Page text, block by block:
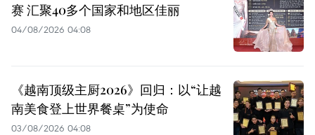
赛 汇聚40多个国家和地区佳丽
04/08/2026 04:08
《越南顶级主厨2026》回归：以“让越
南美食登上世界餐桌”为使命
03/08/2026 04:08